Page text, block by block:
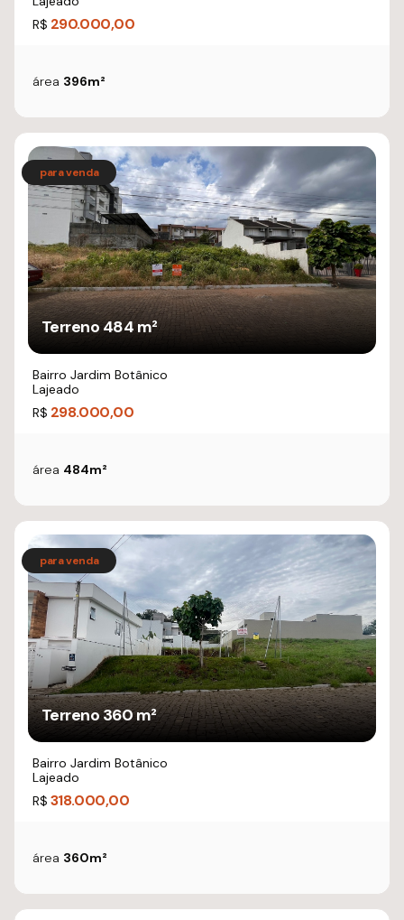
R$ 290.000,00
área 396m²
Terreno 484 m²
Bairro Jardim Botânico
Lajeado
R$ 298.000,00
área 484m²
Terreno 360 m²
Bairro Jardim Botânico
Lajeado
R$ 318.000,00
área 360m²